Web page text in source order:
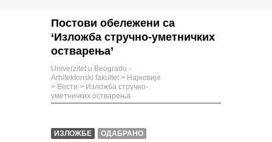
Постови обележени са
‘Изложба стручно-уметничких
остварења’
Univerzitet u Beogradu -
Arhitektonski fakultet > Најновије
> Вести > Изложба стручно-
уметничких остварења
ИЗЛОЖБЕ ОДАБРАНО